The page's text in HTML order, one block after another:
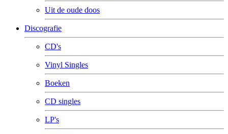
Uit de oude doos
Discografie
CD's
Vinyl Singles
Boeken
CD singles
LP's